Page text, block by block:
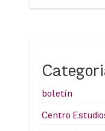
boletín
Centro